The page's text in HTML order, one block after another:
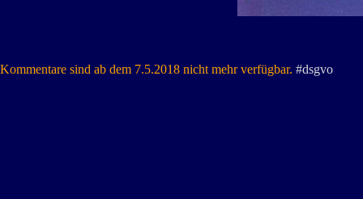
Kommentare sind ab dem 7.5.2018 nicht mehr verfügbar. #dsgvo